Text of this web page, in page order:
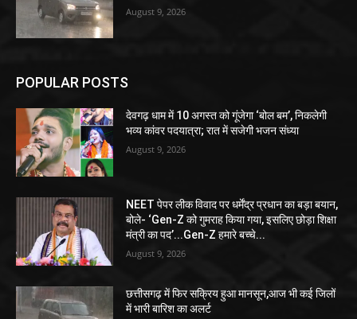
August 9, 2026
POPULAR POSTS
देवगढ़ धाम में 10 अगस्त को गूंजेगा ‘बोल बम’, निकलेगी
भव्य कांवर पदयात्रा; रात में सजेगी भजन संध्या
August 9, 2026
NEET पेपर लीक विवाद पर धर्मेंद्र प्रधान का बड़ा बयान,
बोले- ‘Gen-Z को गुमराह किया गया, इसलिए छोड़ा शिक्षा
मंत्री का पद’...Gen-Z हमारे बच्चे...
August 9, 2026
छत्तीसगढ़ में फिर सक्रिय हुआ मानसून,आज भी कई जिलों
में भारी बारिश का अलर्ट